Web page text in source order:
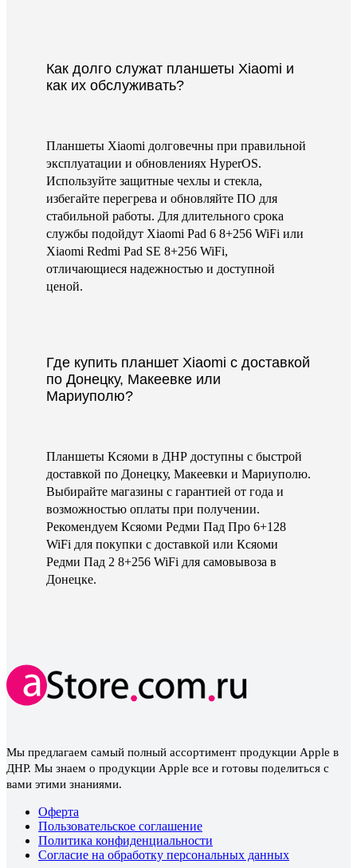
Как долго служат планшеты Xiaomi и
как их обслуживать?
Планшеты Xiaomi долговечны при правильной
эксплуатации и обновлениях HyperOS.
Используйте защитные чехлы и стекла,
избегайте перегрева и обновляйте ПО для
стабильной работы. Для длительного срока
службы подойдут Xiaomi Pad 6 8+256 WiFi или
Xiaomi Redmi Pad SE 8+256 WiFi,
отличающиеся надежностью и доступной
ценой.
Где купить планшет Xiaomi с доставкой
по Донецку, Макеевке или
Мариуполю?
Планшеты Ксяоми в ДНР доступны с быстрой
доставкой по Донецку, Макеевки и Мариуполю.
Выбирайте магазины с гарантией от года и
возможностью оплаты при получении.
Рекомендуем Ксяоми Редми Пад Про 6+128
WiFi для покупки с доставкой или Ксяоми
Редми Пад 2 8+256 WiFi для самовывоза в
Донецке.
Мы предлагаем самый полный ассортимент продукции Apple в
ДНР. Мы знаем о продукции Apple все и готовы поделиться с
вами этими знаниями.
Оферта
Пользовательское соглашение
Политика конфиденциальности
Согласие на обработку персональных данных